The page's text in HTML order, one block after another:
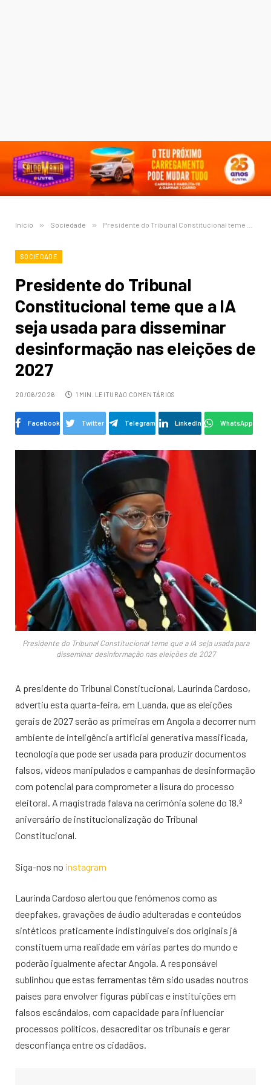
Início » Sociedade » Presidente do Tribunal Constitucional teme que a IA seja usada para disseminar desinformação nas eleições de 2027
SOCIEDADE
Presidente do Tribunal
Constitucional teme que a IA
seja usada para disseminar
desinformação nas eleições de
2027
20/06/2026 1 MIN. LEITURA0 COMENTÁRIOS
Facebook Twitter Telegram LinkedIn WhatsApp
Presidente do Tribunal Constitucional teme que a IA seja usada para
disseminar desinformação nas eleições de 2027
A presidente do Tribunal Constitucional, Laurinda Cardoso,
advertiu esta quarta-feira, em Luanda, que as eleições
gerais de 2027 serão as primeiras em Angola a decorrer num
ambiente de inteligência artificial generativa massificada,
tecnologia que pode ser usada para produzir documentos
falsos, vídeos manipulados e campanhas de desinformação
com potencial para comprometer a lisura do processo
eleitoral. A magistrada falava na cerimónia solene do 18.º
aniversário de institucionalização do Tribunal
Constitucional.
Siga-nos no instagram
Laurinda Cardoso alertou que fenómenos como as
deepfakes, gravações de áudio adulteradas e conteúdos
sintéticos praticamente indistinguíveis dos originais já
constituem uma realidade em várias partes do mundo e
poderão igualmente afectar Angola. A responsável
sublinhou que estas ferramentas têm sido usadas noutros
países para envolver figuras públicas e instituições em
falsos escândalos, com capacidade para influenciar
processos políticos, desacreditar os tribunais e gerar
desconfiança entre os cidadãos.